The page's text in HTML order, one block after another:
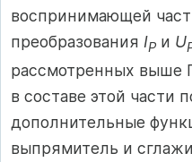
воспринимающей
преобразования IP и U
рассмотренных выше
в составе этой части
дополнительные
выпрямитель и